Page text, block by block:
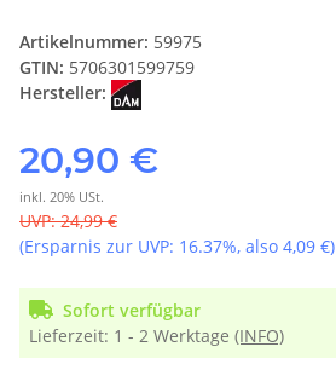
Artikelnummer: 59975
GTIN: 5706301599759
Hersteller:
20,90 €
inkl. 20% USt.
UVP:24,99 €
(Ersparnis zur UVP: 16.37%, also 4,09 €)
Sofort verfügbar
Lieferzeit: 1 - 2 Werktage (INFO)